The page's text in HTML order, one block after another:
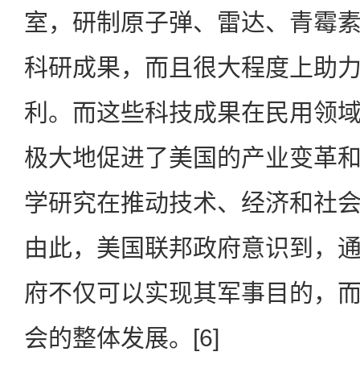
室，研制原子弹、雷达、青霉
科研成果，而且很大程度上助
利。而这些科技成果在民用领
极大地促进了美国的产业变革
学研究在推动技术、经济和社
由此，美国联邦政府意识到，
府不仅可以实现其军事目的，
会的整体发展。[6]